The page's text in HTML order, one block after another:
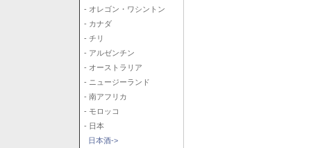
- オレゴン・ワシントン
- カナダ
- チリ
- アルゼンチン
- オーストラリア
- ニュージーランド
- 南アフリカ
- モロッコ
- 日本
日本酒->